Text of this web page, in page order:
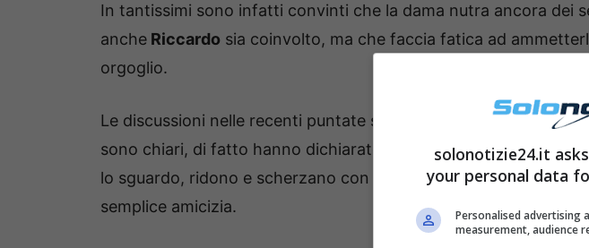
In tantissimi sono infatti convinti che la dama nutra ancora dei
anche Riccardo sia coinvolto, ma che faccia fatica ad
orgoglio.
Le discussioni nelle recenti puntate sono nate proprio perchè i
sono chiari, di fatto hanno dichiarato entrambi che la storia è
lo sguardo, ridono e scherzano con una
complicitàche sembra
semplice amicizia.
solonotizie24.it
your personal data
Personalised advertising
measurement, audience